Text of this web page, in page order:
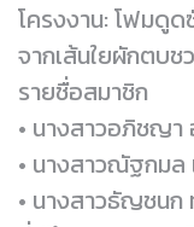
โครงงาน: โฟมดู
จากเส้นใยผักตบช
รายชื่อสมาชิก
• นางสาวอภิชญา
• นางสาวณัฐกมล
• นางสาวธัญชนก